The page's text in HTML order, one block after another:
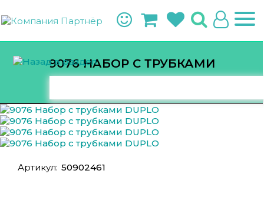
9076 НАБОР С ТРУБКАМИ
Артикул: 50902461